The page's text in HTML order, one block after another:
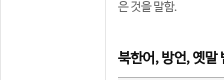
은 것을 말함.
북한어, 방언, 옛말